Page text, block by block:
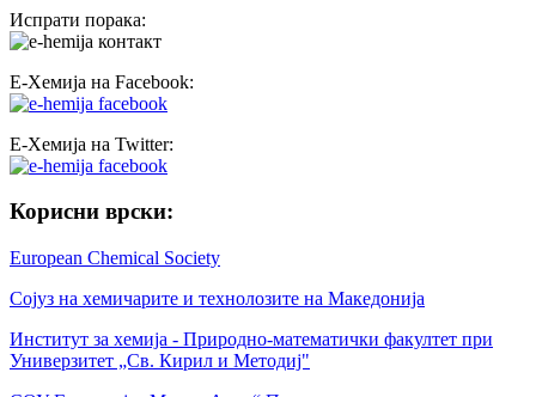
Испрати порака:
Е-Хемија на Facebook:
Е-Хемија на Twitter:
Корисни врски:
European Chemical Society
Сојуз на хемичарите и технолозите на Македонија
Институт за хемија - Природно-математички факултет при
Универзитет „Св. Кирил и Методиј"